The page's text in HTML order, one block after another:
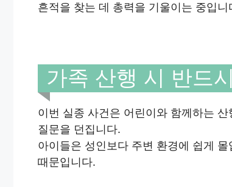
흔적을 찾는 데 총력을 기울이는 중입니
가족 산행 시 반드
이번 실종 사건은 어린이와 함께하는
질문을 던집니다.
아이들은 성인보다 주변 환경에 쉽게
때문입니다.